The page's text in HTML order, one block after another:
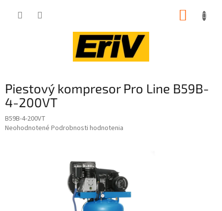
Piestový kompresor Pro Line B59B-
4-200VT
B59B-4-200VT
Priemerné
Neohodnotené Podrobnosti hodnotenia